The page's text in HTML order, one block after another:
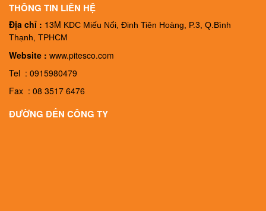
THÔNG TIN LIÊN HỆ
Địa chỉ : 13M KDC Miếu Nổi, Đinh Tiên Hoàng, P.3, Q.Bình
Thạnh, TPHCM
Website : www.pitesco.com
Tel : 0915980479
Fax : 08 3517 6476
ĐƯỜNG ĐẾN CÔNG TY